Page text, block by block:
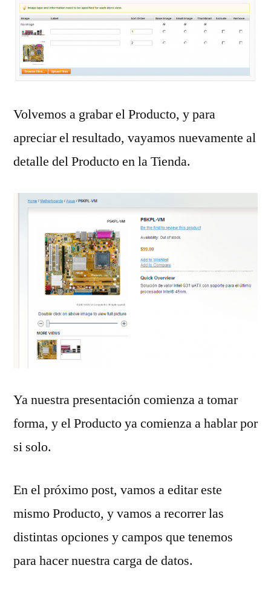
Volvemos a grabar el Producto, y para
apreciar el resultado, vayamos nuevamente al
detalle del Producto en la Tienda.
Ya nuestra presentación comienza a tomar
forma, y el Producto ya comienza a hablar por
si solo.
En el próximo post, vamos a editar este
mismo Producto, y vamos a recorrer las
distintas opciones y campos que tenemos
para hacer nuestra carga de datos.